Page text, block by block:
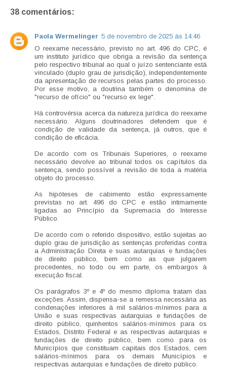
38 comentários:
Paola Wermelinger 5 de novembro de 2025 às 14:46
O reexame necessário, previsto no art. 496 do CPC, é
um instituto jurídico que obriga a revisão da sentença
pelo respectivo tribunal ao qual o juízo sentenciante está
vinculado (duplo grau de jurisdição), independentemente
da apresentação de recursos pelas partes do processo.
Por esse motivo, a doutrina também o denomina de
"recurso de ofício" ou "recurso ex lege".
Há controvérsia acerca da natureza jurídica do reexame
necessário. Alguns doutrinadores defendem que é
condição de validade da sentença, já outros, que é
condição de eficácia.
De acordo com os Tribunais Superiores, o reexame
necessário devolve ao tribunal todos os capítulos da
sentença, sendo possível a revisão de toda a matéria
objeto do processo.
As hipóteses de cabimento estão expressamente
previstas no art. 496 do CPC e estão intimamente
ligadas ao Princípio da Supremacia do Interesse
Público.
De acordo com o referido dispositivo, estão sujeitas ao
duplo grau de jurisdição as sentenças proferidas contra
a Administração Direta e suas autarquias e fundações
de direito público, bem como as que julgarem
procedentes, no todo ou em parte, os embargos à
execução fiscal.
Os parágrafos 3º e 4º do mesmo diploma tratam das
exceções. Assim, dispensa-se a remessa necessária as
condenações inferiores à mil salários-mínimos para a
União e suas respectivas autarquias e fundações de
direito público, quinhentos salários-mínimos para os
Estados, Distrito Federal e as respectivas autarquias e
fundações de direito público, bem como para os
Municípios que constituam capitais dos Estados, cem
salários-mínimos para os demais Municípios e
respectivas autarquias e fundações de direito público.